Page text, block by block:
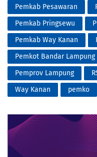
Pemkab Pesawaran
Pemkab Pringsewu
Pemkab Way Kanan
Pemkot Bandar Lampung
Pemprov Lampung
Way Kanan
pemko